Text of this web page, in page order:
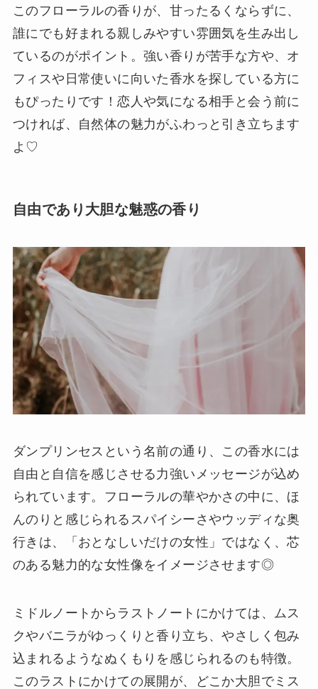
このフローラルの香りが、甘ったるくならずに、
誰にでも好まれる親しみやすい雰囲気を生み出し
ているのがポイント。強い香りが苦手な方や、オ
フィスや日常使いに向いた香水を探している方に
もぴったりです！恋人や気になる相手と会う前に
つければ、自然体の魅力がふわっと引き立ちます
よ♡
自由であり大胆な魅惑の香り
ダンプリンセスという名前の通り、この香水には
自由と自信を感じさせる力強いメッセージが込め
られています。フローラルの華やかさの中に、ほ
んのりと感じられるスパイシーさやウッディな奥
行きは、「おとなしいだけの女性」ではなく、芯
のある魅力的な女性像をイメージさせます◎
ミドルノートからラストノートにかけては、ムス
クやバニラがゆっくりと香り立ち、やさしく包み
込まれるようなぬくもりを感じられるのも特徴。
このラストにかけての展開が、どこか大胆でミス